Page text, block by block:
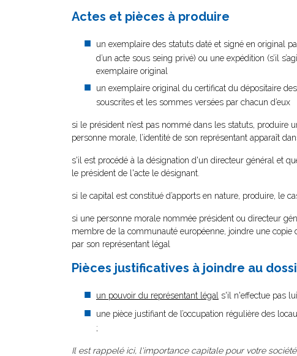
Actes et pièces à produire
un exemplaire des statuts daté et signé en original
d’un acte sous seing privé) ou une expédition (s’il
exemplaire original
un exemplaire original du certificat du dépositaire
souscrites et les sommes versées par chacun d’eux
si le président n’est pas nommé dans les statuts, produire
personne morale, l’identité de son représentant apparaît
s'il est procédé à la désignation d'un directeur général et
le président de l'acte le désignant.
si le capital est constitué d’apports en nature, produire, le
si une personne morale nommée président ou directeur
membre de la communauté européenne, joindre une
par son représentant légal
Pièces justificatives à joindre au
un pouvoir du représentant légal s'il n'effectue pas
une pièce justifiant de l’occupation régulière des
;
Il est rappelé ici, l'importance capitale pour votre